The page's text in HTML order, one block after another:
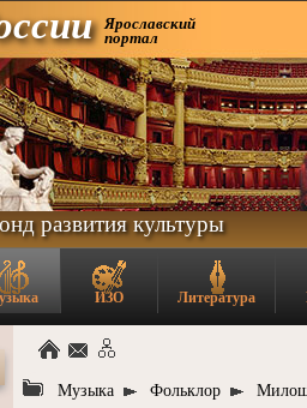
Ярославский
портал
развития культуры
ИЗО Литература
Музыка Фольклор